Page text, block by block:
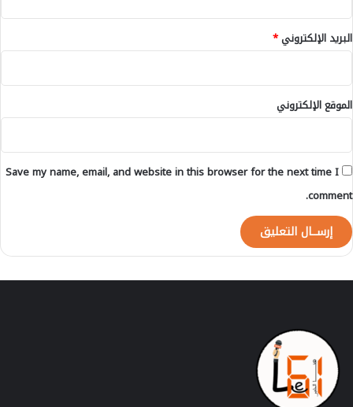
ي
ة
ب
ن
ا
م
ا
ح
ت
ج
ا
ج
ي
ر
ي
البريد الإلكتروني*
الموقع الإلكتروني
Save my name, email, and website in this browser for the next time I
comment.